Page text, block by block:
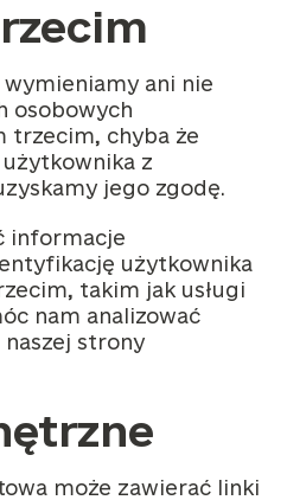
ani nie
osobowych
trzecim, chyba że
z
jego zgodę.
informacje
użytkownika
takim jak usługi
nam analizować
strony
może zawierać linki